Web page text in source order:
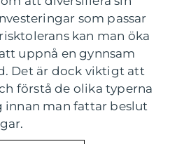
som passar
kan man öka
uppnå en gynnsam
Det är dock viktigt att
förstå de olika typerna
innan man fattar beslut